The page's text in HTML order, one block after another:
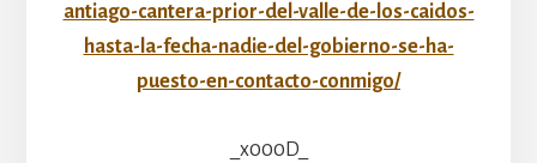
antiago-cantera-prior-del-valle-de-los-caidos-
hasta-la-fecha-nadie-del-gobierno-se-ha-
puesto-en-contacto-conmigo/
_x000D_